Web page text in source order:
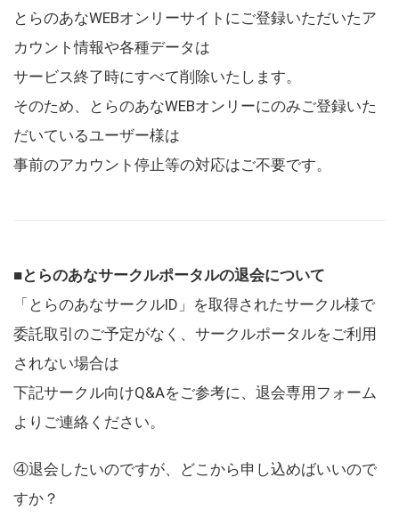
とらのあなWEBオンリーサイトにご登録いただいたア
カウント情報や各種データは
サービス終了時にすべて削除いたします。
そのため、とらのあなWEBオンリーにのみご登録いた
だいているユーザー様は
事前のアカウント停止等の対応はご不要です。
■とらのあなサークルポータルの退会について
「とらのあなサークルID」を取得されたサークル様で
委託取引のご予定がなく、サークルポータルをご利用
されない場合は
下記サークル向けQ&Aをご参考に、退会専用フォーム
よりご連絡ください。
④退会したいのですが、どこから申し込めばいいので
すか？